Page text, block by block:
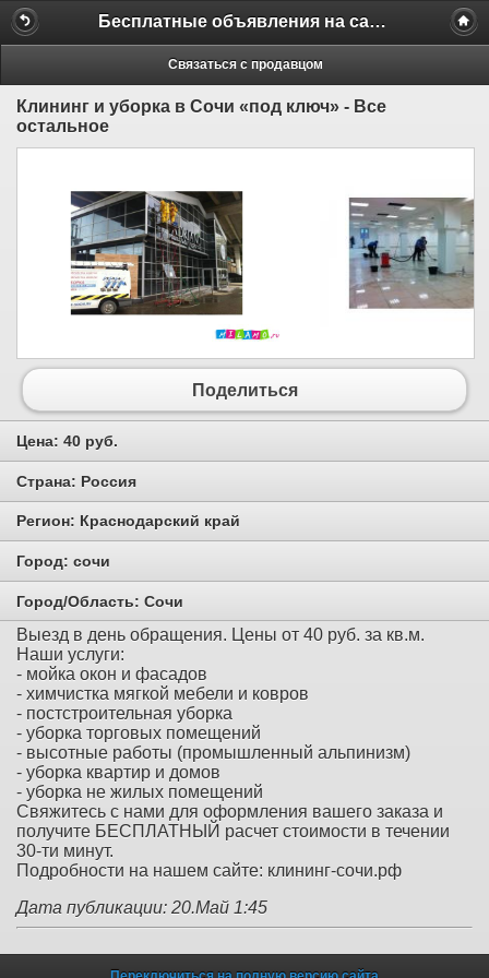
Бесплатные объявления на сайте MILAMO.ru
Связаться с продавцом
Клининг и уборка в Сочи «под ключ» - Все
остальное
Поделиться
Цена: 40 руб.
Страна: Россия
Регион: Краснодарский край
Город: сочи
Город/Область: Сочи
Выезд в день обращения. Цены от 40 руб. за кв.м.
Наши услуги:
- мойка окон и фасадов
- химчистка мягкой мебели и ковров
- постстроительная уборка
- уборка торговых помещений
- высотные работы (промышленный альпинизм)
- уборка квартир и домов
- уборка не жилых помещений
Свяжитесь с нами для оформления вашего заказа и
получите БЕСПЛАТНЫЙ расчет стоимости в течении
30-ти минут.
Подробности на нашем сайте: клининг-сочи.рф
Дата публикации: 20.Май 1:45